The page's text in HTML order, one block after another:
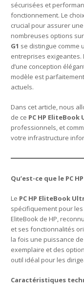
sécurisées et
fonctionnement. Le
crucial pour assurer
nombreuses options
G1 se distingue comme
entreprises exigeantes.
d’une conception
modèle est
actuels.
Dans cet article, nous
de ce PC HP EliteBook
professionnels, et
votre infrastructure
Qu’est-ce que le PC
Le PC HP EliteBook
spécifiquement pour
EliteBook de HP,
et ses fonctionnalités
la fois une puissance
exemplaire et des
outil idéal pour les
Caractéristiques